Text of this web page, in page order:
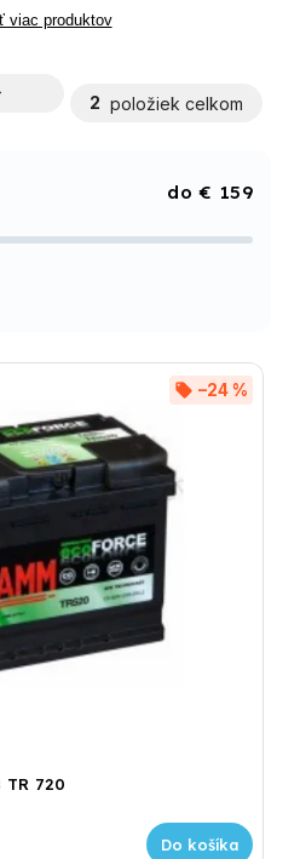
viac produktov
2 položiek celkom
€ 159
TR 720
–24 %
Do košíka